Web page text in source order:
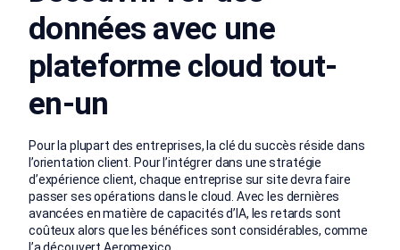
données avec une
plateforme cloud tout-
en-un
Pour la plupart des entreprises, la clé du succès réside dans
l’orientation client. Pour l’intégrer dans une stratégie
d’expérience client, chaque entreprise sur site devra faire
passer ses opérations dans le cloud. Avec les dernières
avancées en matière de capacités d’IA, les retards sont
coûteux alors que les bénéfices sont considérables, comme
l’a découvert Aeromexico.